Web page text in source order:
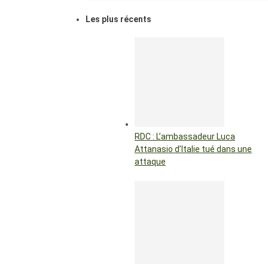
Les plus récents
RDC : L’ambassadeur Luca
Attanasio d’Italie tué dans une
attaque